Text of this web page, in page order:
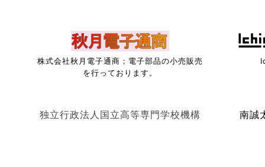
株式会社秋月電子通商；電子部品の小売販売
を行っております。
独立行政法人国立高等専門学校機構 南誠